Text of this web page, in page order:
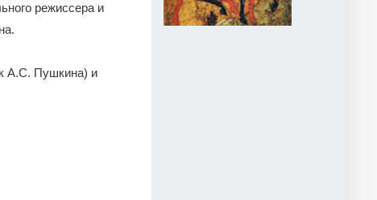
режиссера и
А.С. Пушкина) и